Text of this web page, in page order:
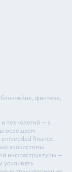
финтехе,
технологий — с
освещаем
finance,
экосистемы
инфраструктуры —
усиливать